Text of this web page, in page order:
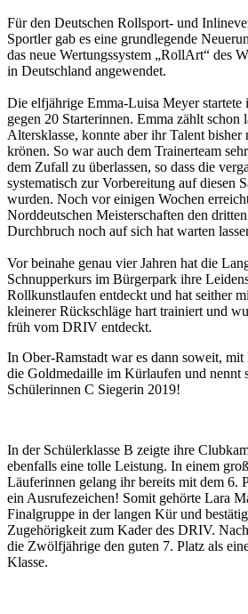
Für den Deutschen Rollsport- und
Sportler gab es eine grundlegende
das neue Wertungssystem „RollArt“ des
in Deutschland angewendet.
Die elfjährige Emma-Luisa Meyer startete
gegen 20 Starterinnen. Emma zählt schon
Altersklasse, konnte aber ihr Talent
krönen. So war auch dem Trainerteam
dem Zufall zu überlassen, so dass die
systematisch zur Vorbereitung auf diesen
wurden. Noch vor einigen Wochen
Norddeutschen Meisterschaften den
Durchbruch noch auf sich hat warten
Vor beinahe genau vier Jahren hat die
Schnupperkurs im Bürgerpark ihre
Rollkunstlaufen entdeckt und hat seither
kleinerer Rückschläge hart trainiert und
früh vom DRIV entdeckt.
In Ober-Ramstadt war es dann soweit,
die Goldmedaille im Kürlaufen und nennt
Schülerinnen C Siegerin 2019!
In der Schülerklasse B zeigte ihre
ebenfalls eine tolle Leistung. In einem
Läuferinnen gelang ihr bereits mit dem 6.
ein Ausrufezeichen! Somit gehörte Lara
Finalgruppe in der langen Kür und
Zugehörigkeit zum Kader des DRIV.
die Zwölfjährige den guten 7. Platz als
Klasse.